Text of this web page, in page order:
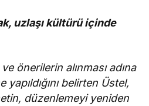
uzlaşı kültürü içinde
önerilerin alınması adına
belirten Üstel,
düzenlemeyi yeniden